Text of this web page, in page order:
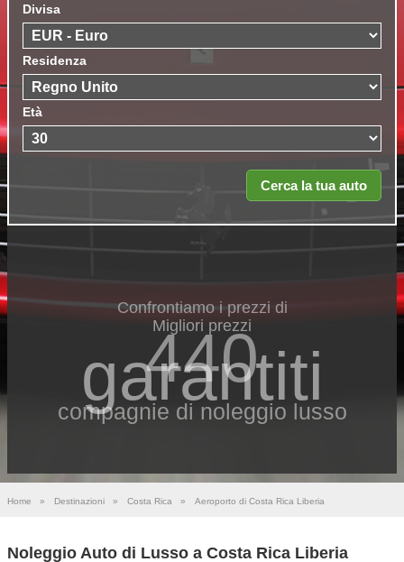
Divisa
Residenza
Età
Confrontiamo i prezzi di
440
compagnie di noleggio lusso
Migliori prezzi
garantiti
Home » Destinazioni » Costa Rica » Aeroporto di Costa Rica Liberia
Noleggio Auto di Lusso a Costa Rica Liberia